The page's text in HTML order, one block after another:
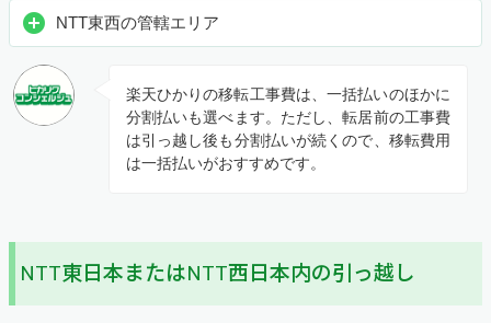
NTT東西の管轄エリア
楽天ひかりの移転工事費は、一括払いのほかに
分割払いも選べます。ただし、転居前の工事費
は引っ越し後も分割払いが続くので、移転費用
は一括払いがおすすめです。
NTT東日本またはNTT西日本内の引っ越し